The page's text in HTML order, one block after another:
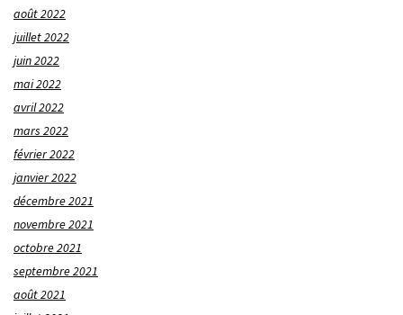
août 2022
juillet 2022
juin 2022
mai 2022
avril 2022
mars 2022
février 2022
janvier 2022
décembre 2021
novembre 2021
octobre 2021
septembre 2021
août 2021